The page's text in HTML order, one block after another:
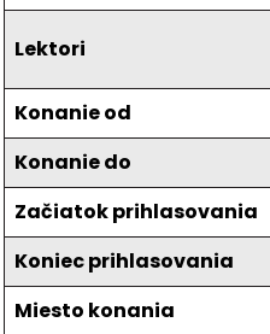
Lektori
Konanie od
Konanie do
Začiatok prihlasovania
Koniec prihlasovania
Miesto konania